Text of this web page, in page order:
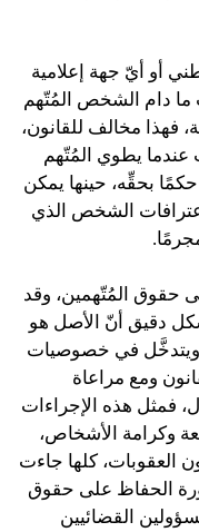
أو أيّ جهة إعلامية
دام الشخص المُتّهم
فهذا مخالف للقانون،
يطوي المُتّهم
بحقِّه، حينها يمكن
الشخص الذي
حقوق المُتّهمين، وقد
بشكل دقيق أنّ الأصل هو
ويتدخَّل في خصوصيات
ومع مراعاة
فمثل هذه الإجراءات
وكرامة الأشخاص،
من قانون العقوبات، كلها جاءت
على ضرورة الحفاظ على حقوق
التي تُلزِم المسؤولين القضائيين